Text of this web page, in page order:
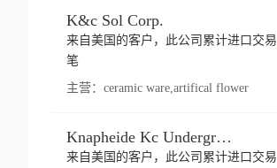
K&c Sol Corp.
来自美国的客户，此公司累计进口交易
笔
主营： ceramic ware,artifical flower
Knapheide Kc Underground
来自美国的客户，此公司累计进口交易